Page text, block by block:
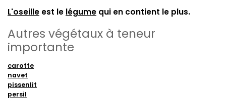
L'oseille est le légume qui en contient le plus.
Autres végétaux à teneur
importante
carotte
navet
pissenlit
persil